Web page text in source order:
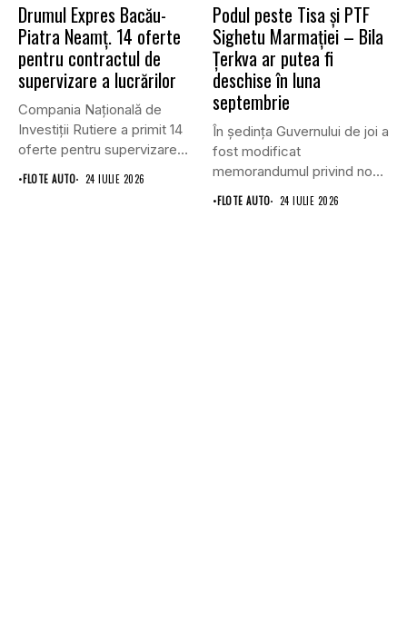
Drumul Expres Bacău-
Piatra Neamț. 14 oferte
pentru contractul de
supervizare a lucrărilor
Compania Națională de
Investiții Rutiere a primit 14
oferte pentru supervizarea
lucrărilor...
•FLOTE AUTO 24 IULIE 2026
Podul peste Tisa și PTF
Sighetu Marmației – Bila
Țerkva ar putea fi
deschise în luna
septembrie
În ședința Guvernului de joi a
fost modificat
memorandumul privind noul
punct...
•FLOTE AUTO 24 IULIE 2026